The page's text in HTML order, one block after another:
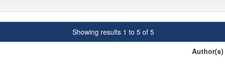
Showing results 1 to 5 of 5
Author(s)